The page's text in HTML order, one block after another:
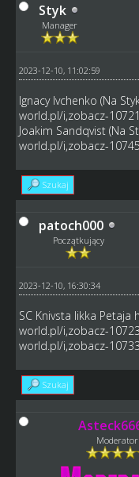
Styk
Manager
2023-12-10, 11:02:59
Ignacy Ivchenko (Na
world.pl/i,zobacz-
Joakim Sandqvist (Na
world.pl/i,zobacz-
Szukaj
patoch000
Początkujący
2023-12-10, 16:30:34
SC Knivsta Iikka Petaja
world.pl/i,zobacz-
world.pl/i,zobacz-
Szukaj
Moderator